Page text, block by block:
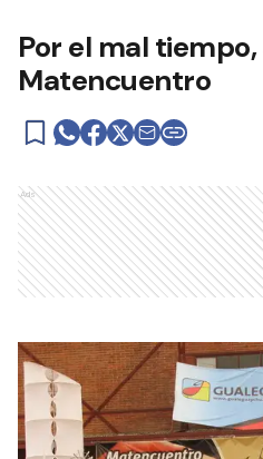
Por el mal
Matencuentro
Ads